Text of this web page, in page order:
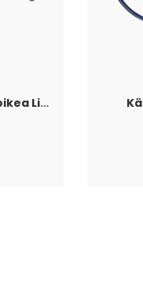
Sisälokasuojan yläosa oikea Ligier JS50 PH1 -2017